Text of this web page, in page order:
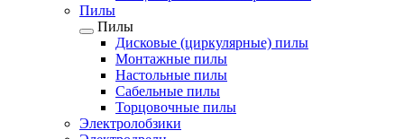
Пилы
Пилы
Дисковые (циркулярные) пилы
Монтажные пилы
Настольные пилы
Сабельные пилы
Торцовочные пилы
Электролобзики